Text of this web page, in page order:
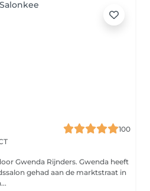
100
Rijnders. Gwenda heeft
gehad aan de marktstraat in